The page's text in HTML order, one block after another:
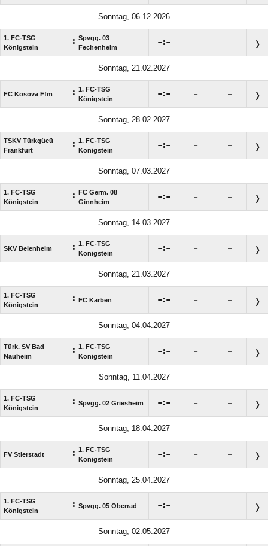
Sonntag, 06.12.2026
1. FC-TSG
Königstein
: Spvgg. 03
Fechenheim
: – –
Sonntag, 21.02.2027
FC Kosova Ffm : 1. FC-TSG
Königstein
: – –
Sonntag, 28.02.2027
TSKV Türkgücü
Frankfurt
: 1. FC-TSG
Königstein
: – –
Sonntag, 07.03.2027
1. FC-TSG
Königstein
: FC Germ. 08
Ginnheim
: – –
Sonntag, 14.03.2027
SKV Beienheim : 1. FC-TSG
Königstein
: – –
Sonntag, 21.03.2027
1. FC-TSG
Königstein
: FC Karben : – –
Sonntag, 04.04.2027
Türk. SV Bad
Nauheim
: 1. FC-TSG
Königstein
: – –
Sonntag, 11.04.2027
1. FC-TSG
Königstein
: Spvgg. 02 Griesheim : – –
Sonntag, 18.04.2027
FV Stierstadt : 1. FC-TSG
Königstein
: – –
Sonntag, 25.04.2027
1. FC-TSG
Königstein
: Spvgg. 05 Oberrad : – –
Sonntag, 02.05.2027